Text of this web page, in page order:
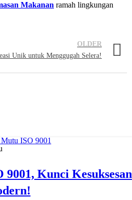
Makanan ramah lingkungan
OLDER
Unik untuk Menggugah Selera!
Kunci Kesuksesan